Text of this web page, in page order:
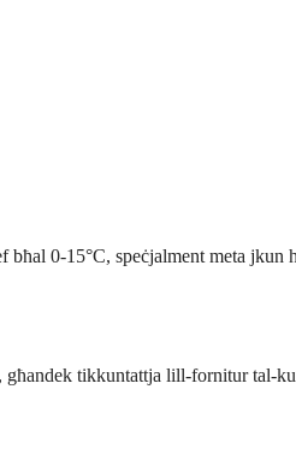
0-15°C, speċjalment meta jkun
tikkuntattja lill-fornitur tal-